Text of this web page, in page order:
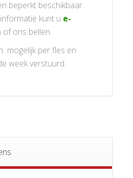
beperkt beschikbaar.
kunt u e-
of ons bellen.
mogelijk per fles en
week verstuurd.